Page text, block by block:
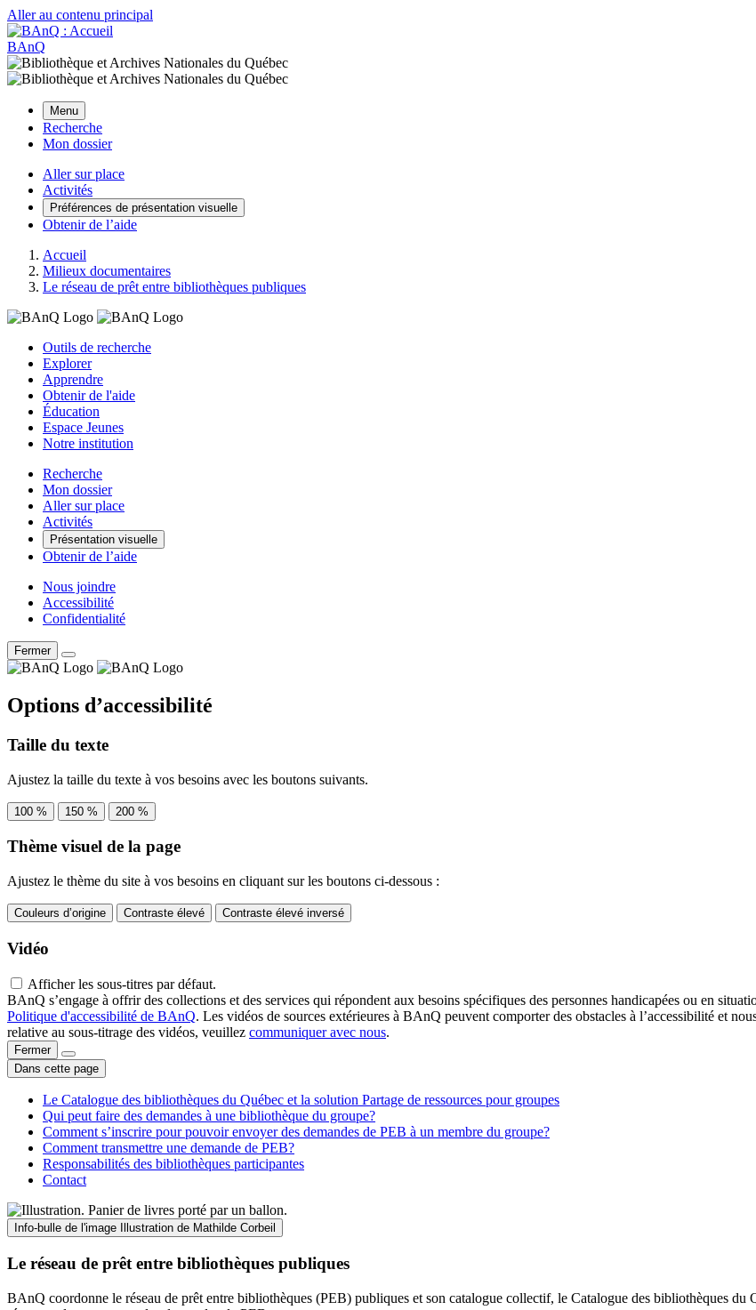
Aller au contenu principal
BAnQ
Menu
Recherche
Mon dossier
Aller sur place
Activités
Préférences de présentation visuelle
Obtenir de l’aide
Accueil
Milieux documentaires
Le réseau de prêt entre bibliothèques publiques
Outils de recherche
Explorer
Apprendre
Obtenir de l'aide
Éducation
Espace Jeunes
Notre institution
Recherche
Mon dossier
Aller sur place
Activités
Présentation visuelle
Obtenir de l’aide
Nous joindre
Accessibilité
Confidentialité
Fermer
Options d’accessibilité
Taille du texte
Ajustez la taille du texte à vos besoins avec les boutons suivants.
100 % 150 % 200 %
Thème visuel de la page
Ajustez le thème du site à vos besoins en cliquant sur les boutons ci-dessous :
Couleurs d’origine Contraste élevé Contraste élevé inversé
Vidéo
Afficher les sous-titres par défaut.
BAnQ s’engage à offrir des collections et des services qui répondent aux besoins spécifiques des personnes handicapées ou en
Politique d'accessibilité de BAnQ. Les vidéos de sources extérieures à BAnQ peuvent comporter des obstacles à l’accessibilité et
relative au sous-titrage des vidéos, veuillez communiquer avec nous.
Fermer
Dans cette page
Le Catalogue des bibliothèques du Québec et la solution Partage de ressources pour groupes
Qui peut faire des demandes à une bibliothèque du groupe?
Comment s’inscrire pour pouvoir envoyer des demandes de PEB à un membre du groupe?
Comment transmettre une demande de PEB?
Responsabilités des bibliothèques participantes
Contact
Info-bulle de l'image Illustration de Mathilde Corbeil
Le réseau de prêt entre bibliothèques publiques
BAnQ coordonne le réseau de prêt entre bibliothèques (PEB) publiques et son catalogue collectif, le Catalogue des bibliothèques